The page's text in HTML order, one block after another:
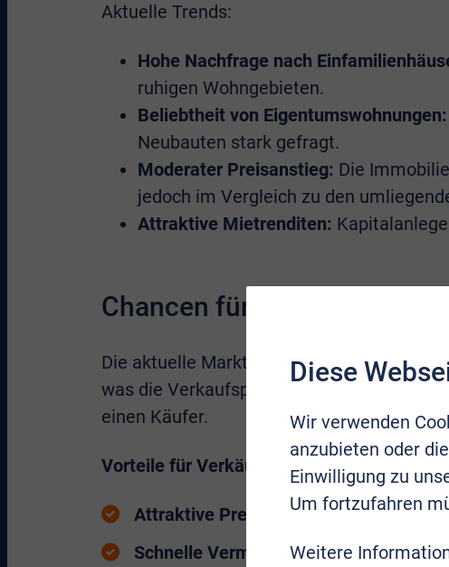
Aktuelle Trends:
Hohe Nachfrage nach
ruhigen Wohngebieten.
Beliebtheit von Eigentumswohnungen:
Neubauten stark gefragt.
Moderater Preisanstieg: Die
jedoch im Vergleich zu den
Attraktive Mietrenditen:
Chancen für Verkäufer –
Die aktuelle Marktlage in Rheinbach ist
was die Verkaufspreise stärkt. Immobilien
einen Käufer.
Vorteile für Verkäufer auf dem
Attraktive Preise:
Der Wert von
Schnelle Vermarktung:Gut gelegene
Diese
Wir verwenden
anzubieten oder
Einwilligung zu
Um fortzufahren
Weitere